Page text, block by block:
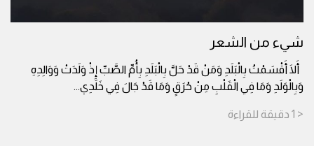
شيء من الشعر
أَلَا أَقْسَمْتُ بِالْبَلَدِ وَمَنْ قَدْ حَلَّ بِالْبَلَدِ بِأُمِّ الصَّبِّ إِذْ وَلَدَتْ وَوَالِدِهِ
وَبِالْوَلَدِ وَمَا فِي الْقَلْبِ مِنْ حُرَقٍ وَمَا قَدْ جَالَ فِي خَلَدِي...
< 1 دقيقة للقراءة